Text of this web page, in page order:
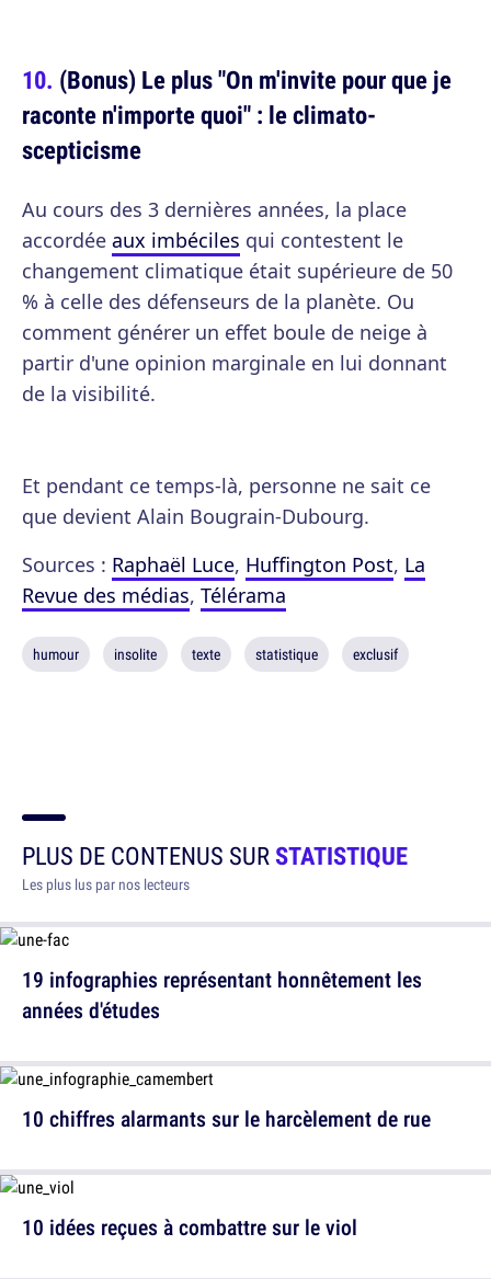
(Bonus) Le plus "On m'invite pour que je
raconte n'importe quoi" : le climato-
scepticisme
Au cours des 3 dernières années, la place
accordée aux imbéciles qui contestent le
changement climatique était supérieure de 50
% à celle des défenseurs de la planète. Ou
comment générer un effet boule de neige à
partir d'une opinion marginale en lui donnant
de la visibilité.
Et pendant ce temps-là, personne ne sait ce
que devient Alain Bougrain-Dubourg.
Sources : Raphaël Luce, Huffington Post, La
Revue des médias, Télérama
humour insolite texte statistique exclusif
PLUS DE CONTENUS SURSTATISTIQUE
Les plus lus par nos lecteurs
19 infographies représentant honnêtement les
années d'études
10 idées reçues à combattre sur le viol
10 chiffres alarmants sur le harcèlement de rue